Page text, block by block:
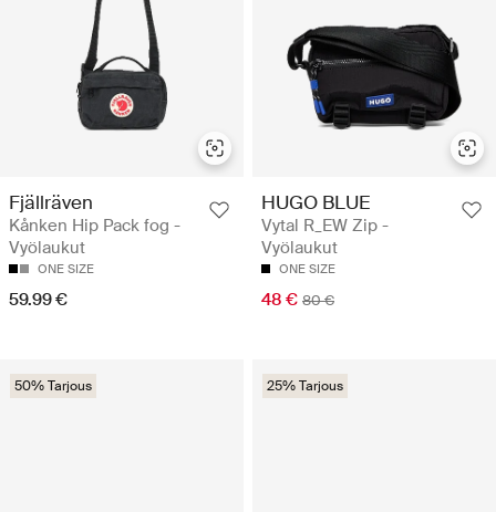
Fjällräven
Kånken Hip Pack fog -
Vyölaukut
ONE SIZE
59.99 €
HUGO BLUE
Vytal R_EW Zip -
Vyölaukut
ONE SIZE
48 € 80 €
50% Tarjous 25% Tarjous